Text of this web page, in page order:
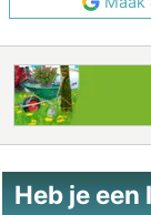
Heb je